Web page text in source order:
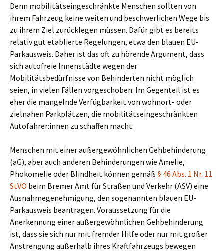
Denn mobilitätseingeschränkte Menschen sollten von
ihrem Fahrzeug keine weiten und beschwerlichen Wege bis
zu ihrem Ziel zurücklegen müssen. Dafür gibt es bereits
relativ gut etablierte Regelungen, etwa den blauen EU-
Parkausweis. Daher ist das oft zu hörende Argument, dass
sich autofreie Innenstädte wegen der
Mobilitätsbedürfnisse von Behinderten nicht möglich
seien, in vielen Fällen vorgeschoben. Im Gegenteil ist es
eher die mangelnde Verfügbarkeit von wohnort- oder
zielnahen Parkplätzen, die mobilitätseingeschränkten
Autofahrer:innen zu schaffen macht.
Menschen mit einer außergewöhnlichen Gehbehinderung
(aG), aber auch anderen Behinderungen wie Amelie,
Phokomelie oder Blindheit können gemäß § 46 Abs. 1 Nr. 11
StVO beim Bremer Amt für Straßen und Verkehr (ASV) eine
Ausnahmegenehmigung, den sogenannten blauen EU-
Parkausweis beantragen. Voraussetzung für die
Anerkennung einer außergewöhnlichen Gehbehinderung
ist, dass sie sich nur mit fremder Hilfe oder nur mit großer
Anstrengung außerhalb ihres Kraftfahrzeugs bewegen